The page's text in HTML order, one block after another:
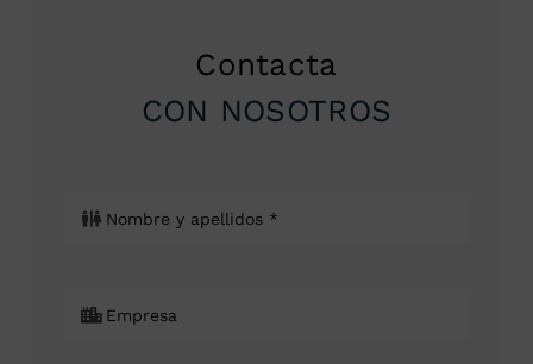
Contacta
CON NOSOTROS